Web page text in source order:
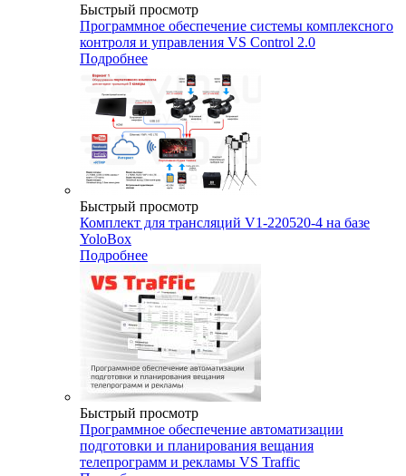
Быстрый просмотр
Программное обеспечение системы комплексного
контроля и управления VS Control 2.0
Подробнее
Быстрый просмотр
Комплект для трансляций V1-220520-4 на базе
YoloBox
Подробнее
Быстрый просмотр
Программное обеспечение автоматизации
подготовки и планирования вещания
телепрограмм и рекламы VS Traffic